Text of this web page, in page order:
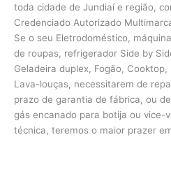
toda cidade de Jundiaí e região,
Credenciado Autorizado
Se o seu Eletrodoméstico,
de roupas, refrigerador Side by
Geladeira duplex, Fogão,
Lava-louças, necessitarem de
prazo de garantia de fábrica, ou
gás encanado para botija ou vice-
técnica, teremos o maior prazer